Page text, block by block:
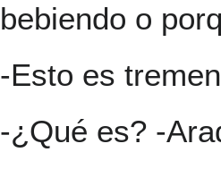
bebiendo o
-Esto es
-¿Qué es? -